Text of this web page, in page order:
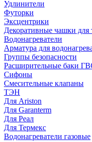
Удлинители
Футорки
Эксцентрики
Декоративные чашки для
Водонагреватели
Арматура для
Группы безопасности
Расширительные баки
Сифоны
Смесительные клапаны
ТЭН
Для Ariston
Для Garanterm
Для Реал
Для Термекс
Водонагреватели газовые